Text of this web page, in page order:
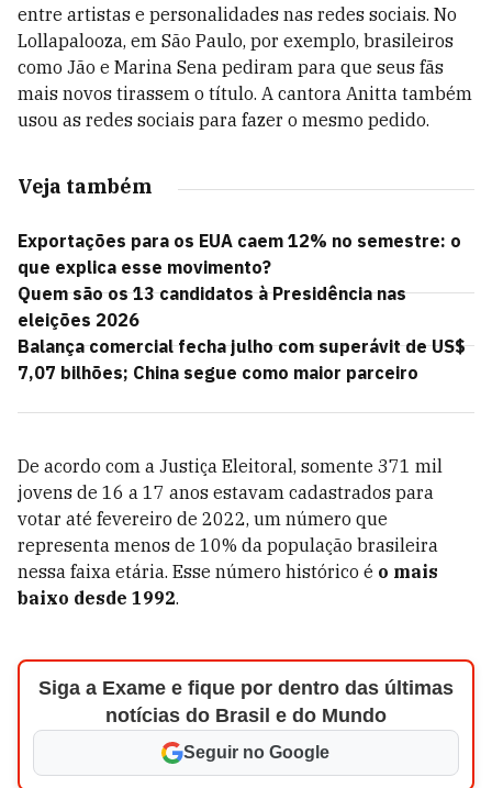
entre artistas e personalidades nas redes sociais. No
Lollapalooza, em São Paulo, por exemplo, brasileiros
como Jão e Marina Sena pediram para que seus fãs
mais novos tirassem o título. A cantora Anitta também
usou as redes sociais para fazer o mesmo pedido.
Veja também
Exportações para os EUA caem 12% no semestre: o
que explica esse movimento?
Quem são os 13 candidatos à Presidência nas
eleições 2026
Balança comercial fecha julho com superávit de US$
7,07 bilhões; China segue como maior parceiro
De acordo com a Justiça Eleitoral, somente 371 mil
jovens de 16 a 17 anos estavam cadastrados para
votar até fevereiro de 2022, um número que
representa menos de 10% da população brasileira
nessa faixa etária. Esse número histórico é o mais
baixo desde 1992.
Siga a Exame e fique por dentro das últimas
notícias do Brasil e do Mundo
Seguir no Google